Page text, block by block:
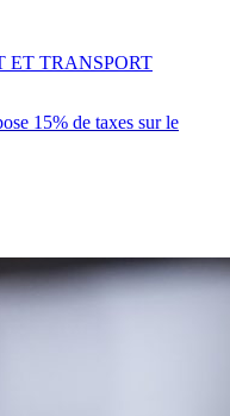
15% de taxes sur le
ET TRANSPORT